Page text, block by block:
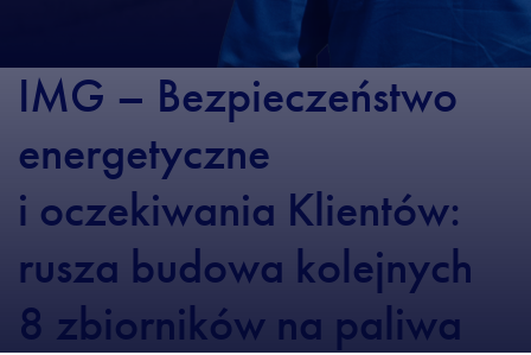
IMG – Bezpieczeństwo
energetyczne
i oczekiwania Klientów:
rusza budowa kolejnych
8 zbiorników na paliwa